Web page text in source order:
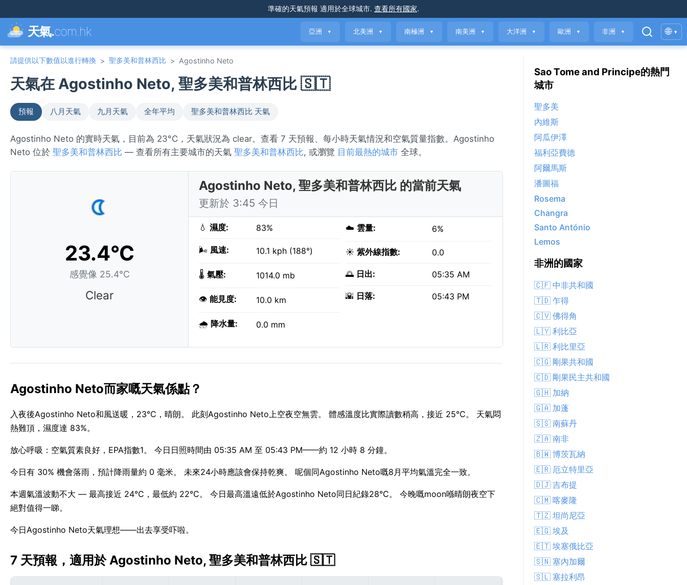
準確的天氣預報 適用於全球城市. 查看所有國家.
天氣.com.hk 亞洲 ▼ 北美洲 ▼ 南極洲 ▼ 南美洲 ▼ 大洋洲 ▼ 歐洲 ▼ 非洲 ▼ 🌐 ▾
請提供以下數值以進行轉換 > 聖多美和普林西比 > Agostinho Neto
天氣在 Agostinho Neto, 聖多美和普林西比 🇸🇹
預報 八月天氣 九月天氣 全年平均 聖多美和普林西比 天氣
Agostinho Neto 的實時天氣，目前為 23°C，天氣狀況為 clear。查看 7 天預報、每小時天氣情況和空氣質量指數。Agostinho
Neto 位於 聖多美和普林西比 — 查看所有主要城市的天氣 聖多美和普林西比, 或瀏覽 目前最熱的城市 全球。
23.4°C
感覺像 25.4°C
Clear
Agostinho Neto, 聖多美和普林西比 的當前天氣
更新於 3:45 今日
💧 濕度: 83%
🌬️ 風速: 10.1 kph (188°)
🌡️ 氣壓: 1014.0 mb
👁️ 能見度: 10.0 km
🌧️ 降水量: 0.0 mm
☁️ 雲量: 6%
☀️ 紫外線指數: 0.0
🌅 日出: 05:35 AM
🌇 日落: 05:43 PM
Agostinho Neto而家嘅天氣係點？
入夜後Agostinho Neto和風送暖，23°C，晴朗。 此刻Agostinho Neto上空夜空無雲。 體感溫度比實際讀數稍高，接近 25°C。 天氣悶
熱難頂，濕度達 83%。
放心呼吸：空氣質素良好，EPA指數1。 今日日照時間由 05:35 AM 至 05:43 PM——約 12 小時 8 分鐘。
今日有 30% 機會落雨，預計降雨量約 0 毫米。 未來24小時應該會保持乾爽。 呢個同Agostinho Neto嘅8月平均氣溫完全一致。
本週氣溫波動不大 — 最高接近 24°C，最低約 22°C。 今日最高溫遠低於Agostinho Neto同日紀錄28°C。 今晚嘅moon喺晴朗夜空下
絕對值得一睇。
今日Agostinho Neto天氣理想——出去享受吓啦。
7 天預報，適用於 Agostinho Neto, 聖多美和普林西比 🇸🇹
Sao Tome and Principe的熱門
城市
聖多美
內維斯
阿瓜伊澤
福利亞費德
阿爾馬斯
潘圖福
Rosema
Changra
Santo António
Lemos
非洲的國家
🇨🇫 中非共和國
🇹🇩 乍得
🇨🇻 佛得角
🇱🇾 利比亞
🇱🇷 利比里亞
🇨🇬 剛果共和國
🇨🇩 剛果民主共和國
🇬🇭 加納
🇬🇦 加蓬
🇸🇸 南蘇丹
🇿🇦 南非
🇧🇼 博茨瓦納
🇪🇷 厄立特里亞
🇩🇯 吉布提
🇨🇲 喀麥隆
🇹🇿 坦尚尼亞
🇪🇬 埃及
🇪🇹 埃塞俄比亞
🇸🇳 塞內加爾
🇸🇱 塞拉利昂